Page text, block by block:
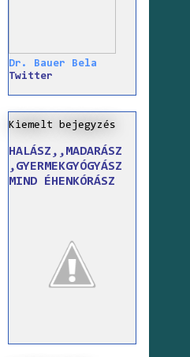
Dr. Bauer Bela
Twitter
Kiemelt bejegyzés
HALÁSZ,,MADARÁSZ
,GYERMEKGYÓGYÁSZ
MIND ÉHENKÓRÁSZ